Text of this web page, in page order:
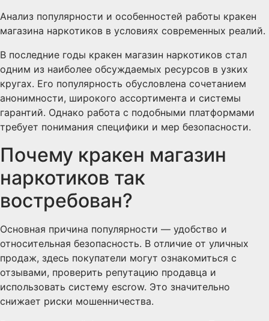
Анализ популярности и особенностей работы кракен
магазина наркотиков в условиях современных реалий.
В последние годы кракен магазин наркотиков стал
одним из наиболее обсуждаемых ресурсов в узких
кругах. Его популярность обусловлена сочетанием
анонимности, широкого ассортимента и системы
гарантий. Однако работа с подобными платформами
требует понимания специфики и мер безопасности.
Почему кракен магазин
наркотиков так
востребован?
Основная причина популярности — удобство и
относительная безопасность. В отличие от уличных
продаж, здесь покупатели могут ознакомиться с
отзывами, проверить репутацию продавца и
использовать систему escrow. Это значительно
снижает риски мошенничества.